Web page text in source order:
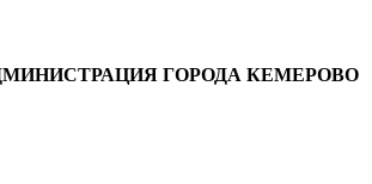
ГОРОДА КЕМЕРОВО